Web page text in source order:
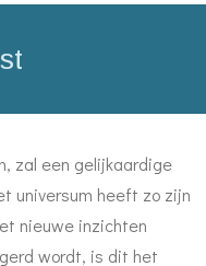
zal een gelijkaardige
universum heeft zo zijn
nieuwe inzichten
wordt, is dit het